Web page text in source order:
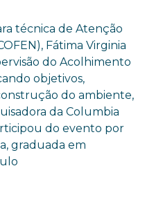
técnica de Atenção
Fátima Virginia
do Acolhimento
objetivos,
do ambiente,
da Columbia
do evento por
graduada em